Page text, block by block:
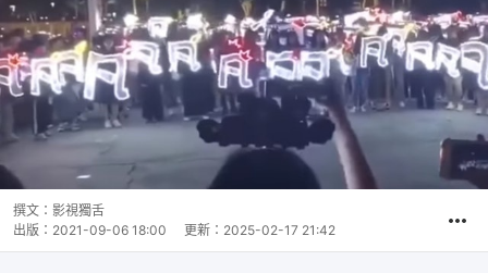
撰文： 影視獨舌
出版： 2021-09-06 18:00 更新： 2025-02-17 21:42